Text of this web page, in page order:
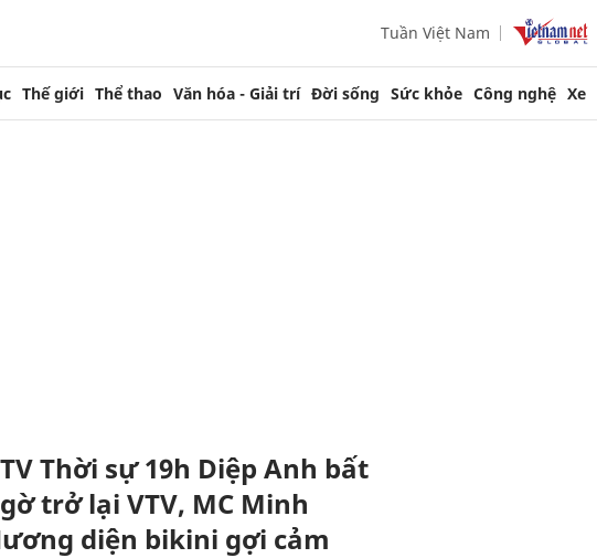
Tuần Việt Nam
Thế giới Thể thao Văn hóa - Giải trí Đời sống Sức khỏe Công nghệ Xe
Thời sự 19h Diệp Anh bất
trở lại VTV, MC Minh
diện bikini gợi cảm